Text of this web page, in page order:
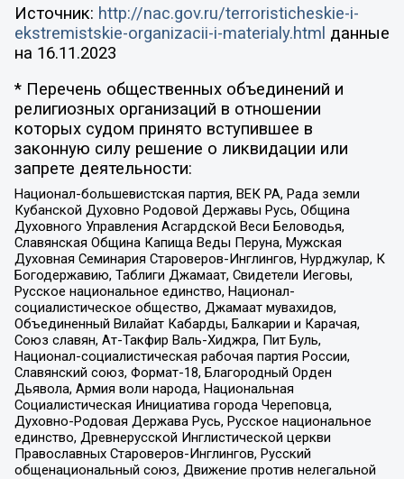
Источник: http://nac.gov.ru/terroristicheskie-i-
ekstremistskie-organizacii-i-materialy.html данные
на 16.11.2023
* Перечень общественных объединений и
религиозных организаций в отношении
которых судом принято вступившее в
законную силу решение о ликвидации или
запрете деятельности:
Национал-большевистская партия, ВЕК РА, Рада земли
Кубанской Духовно Родовой Державы Русь, Община
Духовного Управления Асгардской Веси Беловодья,
Славянская Община Капища Веды Перуна, Мужская
Духовная Семинария Староверов-Инглингов, Нурджулар, К
Богодержавию, Таблиги Джамаат, Свидетели Иеговы,
Русское национальное единство, Национал-
социалистическое общество, Джамаат мувахидов,
Объединенный Вилайат Кабарды, Балкарии и Карачая,
Союз славян, Ат-Такфир Валь-Хиджра, Пит Буль,
Национал-социалистическая рабочая партия России,
Славянский союз, Формат-18, Благородный Орден
Дьявола, Армия воли народа, Национальная
Социалистическая Инициатива города Череповца,
Духовно-Родовая Держава Русь, Русское национальное
единство, Древнерусской Инглистической церкви
Православных Староверов-Инглингов, Русский
общенациональный союз, Движение против нелегальной